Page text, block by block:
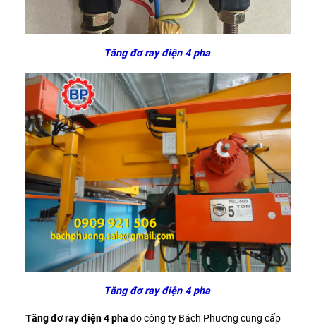
Tăng đơ ray điện 4 pha
Tăng đơ ray điện 4 pha
Tăng đơ ray điện 4 pha do công ty Bách Phương cung cấp